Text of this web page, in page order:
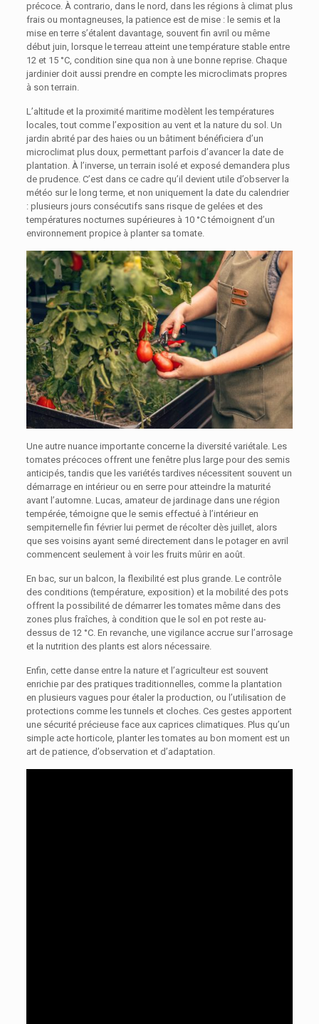
précoce. À contrario, dans le nord, dans les régions à climat plus
frais ou montagneuses, la patience est de mise : le semis et la
mise en terre s’étalent davantage, souvent fin avril ou même
début juin, lorsque le terreau atteint une température stable entre
12 et 15 °C, condition sine qua non à une bonne reprise. Chaque
jardinier doit aussi prendre en compte les microclimats propres
à son terrain.
L’altitude et la proximité maritime modèlent les températures
locales, tout comme l’exposition au vent et la nature du sol. Un
jardin abrité par des haies ou un bâtiment bénéficiera d’un
microclimat plus doux, permettant parfois d’avancer la date de
plantation. À l’inverse, un terrain isolé et exposé demandera plus
de prudence. C’est dans ce cadre qu’il devient utile d’observer la
météo sur le long terme, et non uniquement la date du calendrier
: plusieurs jours consécutifs sans risque de gelées et des
températures nocturnes supérieures à 10 °C témoignent d’un
environnement propice à planter sa tomate.
Une autre nuance importante concerne la diversité variétale. Les
tomates précoces offrent une fenêtre plus large pour des semis
anticipés, tandis que les variétés tardives nécessitent souvent un
démarrage en intérieur ou en serre pour atteindre la maturité
avant l’automne. Lucas, amateur de jardinage dans une région
tempérée, témoigne que le semis effectué à l’intérieur en
sempiternelle fin février lui permet de récolter dès juillet, alors
que ses voisins ayant semé directement dans le potager en avril
commencent seulement à voir les fruits mûrir en août.
En bac, sur un balcon, la flexibilité est plus grande. Le contrôle
des conditions (température, exposition) et la mobilité des pots
offrent la possibilité de démarrer les tomates même dans des
zones plus fraîches, à condition que le sol en pot reste au-
dessus de 12 °C. En revanche, une vigilance accrue sur l’arrosage
et la nutrition des plants est alors nécessaire.
Enfin, cette danse entre la nature et l’agriculteur est souvent
enrichie par des pratiques traditionnelles, comme la plantation
en plusieurs vagues pour étaler la production, ou l’utilisation de
protections comme les tunnels et cloches. Ces gestes apportent
une sécurité précieuse face aux caprices climatiques. Plus qu’un
simple acte horticole, planter les tomates au bon moment est un
art de patience, d’observation et d’adaptation.